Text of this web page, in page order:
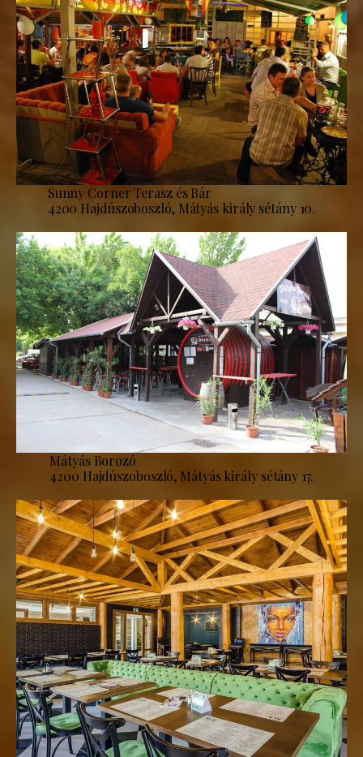
Sunny Corner Terasz és Bár
4200 Hajdúszoboszló, Mátyás király sétány 10.
Mátyás Borozó
4200 Hajdúszoboszló, Mátyás király sétány 17.